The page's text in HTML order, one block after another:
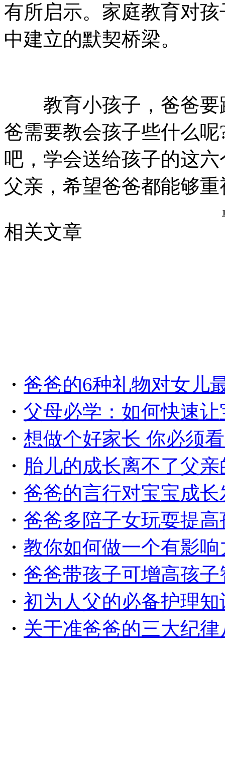
有所启示。家庭教育对
中建立的默契桥梁。
教育小孩子，爸爸要
爸需要教会孩子些什么
吧，学会送给孩子的这
父亲，希望爸爸都能够重
相关文章
・ 爸爸的6种礼物对女儿
・ 父母必学：如何快速
・ 想做个好家长 你必须
・ 胎儿的成长离不了父
・ 爸爸的言行对宝宝成
・ 爸爸多陪子女玩耍提
・ 教你如何做一个有影
・ 爸爸带孩子可增高孩子
・ 初为人父的必备护理知
・ 关于准爸爸的三大纪